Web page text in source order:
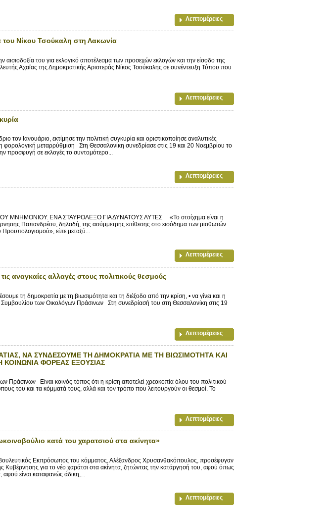
Λεπτομέρειες
του Νίκου Τσούκαλη στη Λακωνία
του για εκλογικό αποτέλεσμα των προσεχών εκλογών και την είσοδο της
Αχαΐας της Δημοκρατικής Αριστεράς Νίκος Τσούκαλης σε συνέντευξη Τύπου που
Λεπτομέρειες
Ιανουάριο, εκτίμησε την πολιτική συγκυρία και οριστικοποίησε αναλυτικές
φορολογική μεταρρύθμιση Στη Θεσσαλονίκη συνεδρίασε στις 19 και 20 Νοεμβρίου το
προσφυγή σε εκλογές το συντομότερο...
Λεπτομέρειες
ΕΝΑ ΣΤΑΥΡΟΛΕΞΟ ΓΙΑ ΔΥΝΑΤΟΥΣ ΛΥΤΕΣ «Το στοίχημα είναι η
Παπανδρέου, δηλαδή, της ασύμμετρης επίθεσης στο εισόδημα των μισθωτών
Προϋπολογισμού», είπε μεταξύ...
Λεπτομέρειες
αναγκαίες αλλαγές στους πολιτικούς θεσμούς
τη δημοκρατία με τη βιωσιμότητα και τη διέξοδο από την κρίση, • να γίνει και η
των Οικολόγων Πράσινων Στη συνεδρίασή του στη Θεσσαλονίκη στις 19
Λεπτομέρειες
ΝΑ ΣΥΝΔΕΣΟΥΜΕ ΤΗ ΔΗΜΟΚΡΑΤΙΑ ΜΕ ΤΗ ΒΙΩΣΙΜΟΤΗΤΑ ΚΑΙ
ΚΟΙΝΩΝΙΑ ΦΟΡΕΑΣ ΕΞΟΥΣΙΑΣ
Είναι κοινός τόπος ότι η κρίση αποτελεί χρεοκοπία όλου του πολιτικού
του και τα κόμματά τους, αλλά και τον τρόπο που λειτουργούν οι θεσμοί. Το
Λεπτομέρειες
κατά του χαρατσιού στα ακίνητα»
Εκπρόσωπος του κόμματος, Αλέξανδρος Χρυσανθακόπουλος, προσέφυγαν
για το νέο χαράτσι στα ακίνητα, ζητώντας την κατάργησή του, αφού όπως
είναι καταφανώς άδικη,...
Λεπτομέρειες